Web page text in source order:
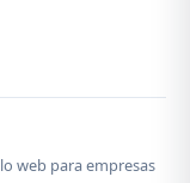
web para empresas